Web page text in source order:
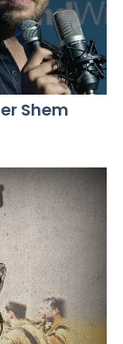
Shem